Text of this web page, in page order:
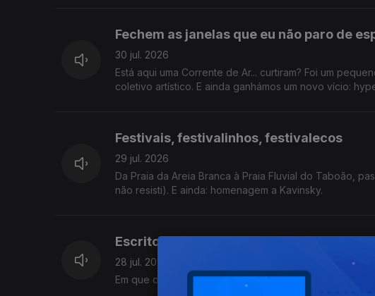
Fechem as janelas que eu não paro de
30 jul. 2026
Está aqui uma Corrente de Ar... curtiram? Foi um
coletivo artístico. E ainda ganhámos um novo vício:
Festivais, festivalinhos, festivalecos
29 jul. 2026
Da Praia da Areia Branca à Praia Fluvial do Taboão,
não resisti). E ainda: homenagem a Kavinsky.
Escritores e notas, notas e escritores
28 jul. 2026
Em que design das novas notas de euro é que será